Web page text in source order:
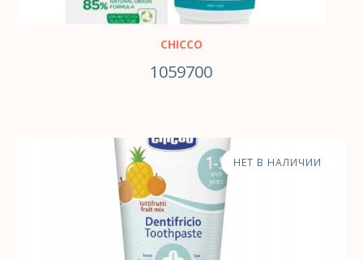
CHICCO
1059700
НЕТ В НАЛИЧИИ